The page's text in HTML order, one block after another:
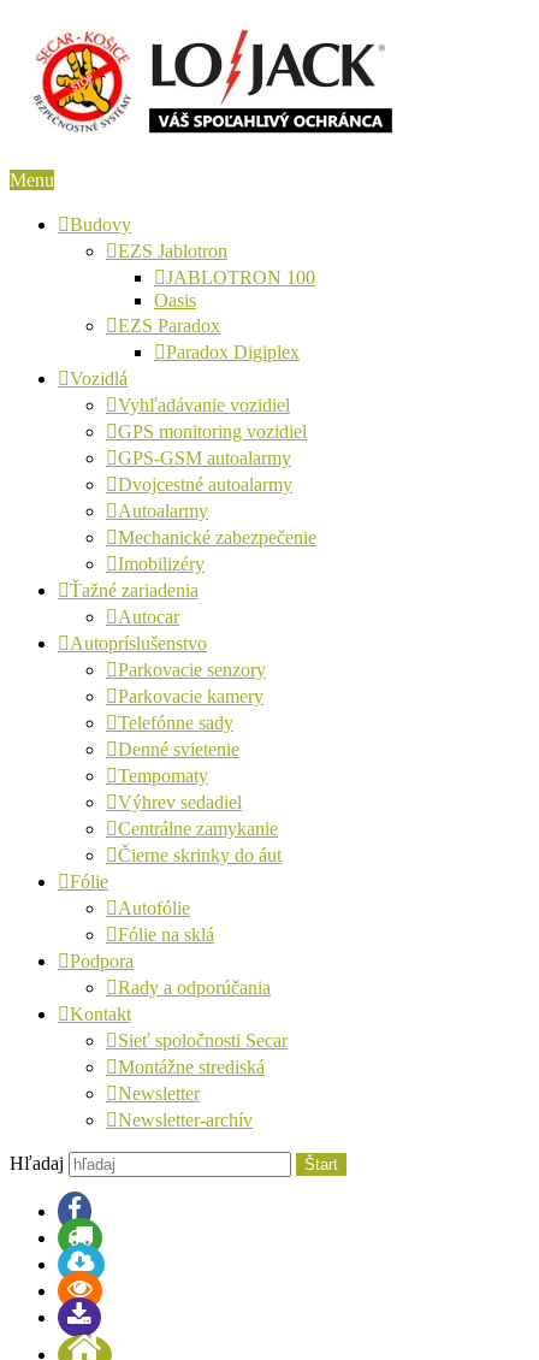
Menu
Budovy
EZS Jablotron
JABLOTRON 100
Oasis
EZS Paradox
Paradox Digiplex
Vozidlá
Vyhľadávanie vozidiel
GPS monitoring vozidiel
GPS-GSM autoalarmy
Dvojcestné autoalarmy
Autoalarmy
Mechanické zabezpečenie
Imobilizéry
Ťažné zariadenia
Autocar
Autopríslušenstvo
Parkovacie senzory
Parkovacie kamery
Telefónne sady
Denné svietenie
Tempomaty
Výhrev sedadiel
Centrálne zamykanie
Čierne skrinky do áut
Fólie
Autofólie
Fólie na sklá
Podpora
Rady a odporúčania
Kontakt
Sieť spoločnosti Secar
Montážne strediská
Newsletter
Newsletter-archív
Hľadaj Štart